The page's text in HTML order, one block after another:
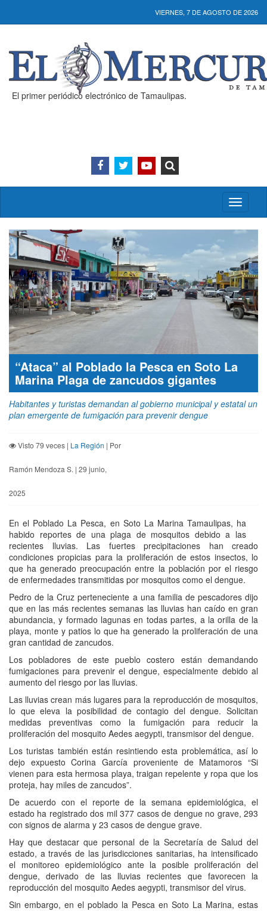
VIERNES, 7 DE AGOSTO DE 2026
El primer periódico electrónico de Tamaulipas.
Activar/
menú
“Ataca” al Poblado la Pesca en Soto La
Marina Plaga de zancudos gigantes
Habitantes y turistas demandan al gobierno municipal y estatal un
plan emergente de fumigación para prevenir dengue
Visto 79 veces | La Región | Por
Ramón Mendoza S. | 29 junio,
2025
En el Poblado La Pesca, en Soto La Marina Tamaulipas, ha
habido reportes de una plaga de mosquitos debido a las
recientes lluvias. Las fuertes precipitaciones han creado
condiciones propicias para la proliferación de estos insectos, lo
que ha generado preocupación entre la población por el riesgo
de enfermedades transmitidas por mosquitos como el dengue.
Pedro de la Cruz perteneciente a una familia de pescadores dijo
que en las más recientes semanas las lluvias han caído en gran
abundancia, y formado lagunas en todas partes, a la orilla de la
playa, monte y patios lo que ha generado la proliferación de una
gran cantidad de zancudos.
Los pobladores de este pueblo costero están demandando
fumigaciones para prevenir el dengue, especialmente debido al
aumento del riesgo por las lluvias.
Las lluvias crean más lugares para la reproducción de mosquitos,
lo que eleva la posibilidad de contagio del dengue. Solicitan
medidas preventivas como la fumigación para reducir la
proliferación del mosquito Aedes aegypti, transmisor del dengue.
Los turistas también están resintiendo esta problemática, así lo
dejo expuesto Corina García proveniente de Matamoros “Si
vienen para esta hermosa playa, traigan repelente y ropa que los
proteja, hay miles de zancudos”.
De acuerdo con el reporte de la semana epidemiológica, el
estado ha registrado dos mil 377 casos de dengue no grave, 293
con signos de alarma y 23 casos de dengue grave.
Hay que destacar que personal de la Secretaría de Salud del
estado, a través de las jurisdicciones sanitarias, ha intensificado
el monitoreo epidemiológico ante la posible proliferación del
dengue, derivado de las lluvias recientes que favorecen la
reproducción del mosquito Aedes aegypti, transmisor del virus.
Sin embargo, en el poblado la Pesca en Soto La Marina, estas